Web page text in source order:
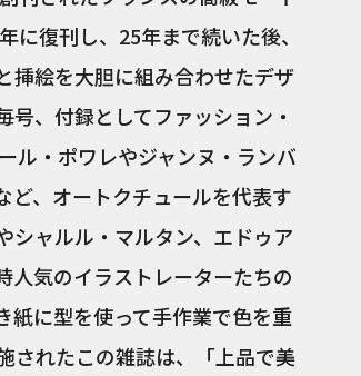
復刊し、25年まで続いた後、
挿絵を大胆に組み合わせたデザ
、付録としてファッション・
ル・ポワレやジャンヌ・ランバ
ど、オートクチュールを代表す
シャルル・マルタン、エドゥア
人気のイラストレーターたちの
紙に型を使って手作業で色を重
されたこの雑誌は、「上品で美